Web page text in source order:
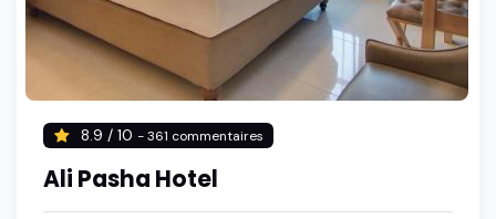
8.9 / 10 - 361 commentaires
Ali Pasha Hotel